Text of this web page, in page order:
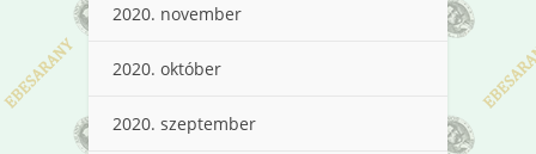
2020. november
2020. október
2020. szeptember